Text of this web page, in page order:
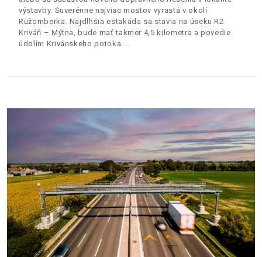
výstavby. Suverénne najviac mostov vyrastá v okolí
Ružomberka. Najdlhšia estakáda sa stavia na úseku R2
Kriváň – Mýtna, bude mať takmer 4,5 kilometra a povedie
údolím Krivánskeho potoka.